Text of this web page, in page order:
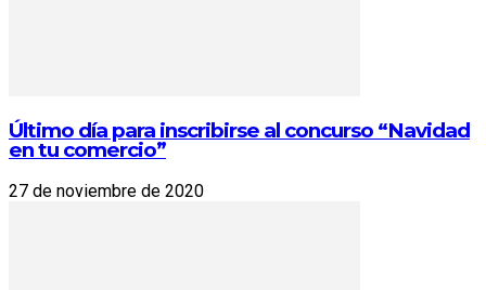
Último día para inscribirse al concurso “Navidad
en tu comercio”
27 de noviembre de 2020